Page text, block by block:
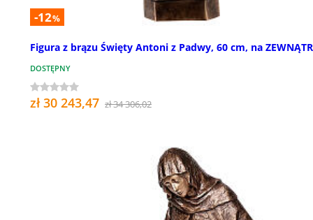
-12%
Figura z brązu Święty Antoni z Padwy, 60 cm, na
DOSTĘPNY
zł 30 243,47 zł 34 306,02